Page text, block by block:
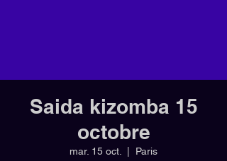
Saida kizomba 15
octobre
mar. 15 oct. Paris